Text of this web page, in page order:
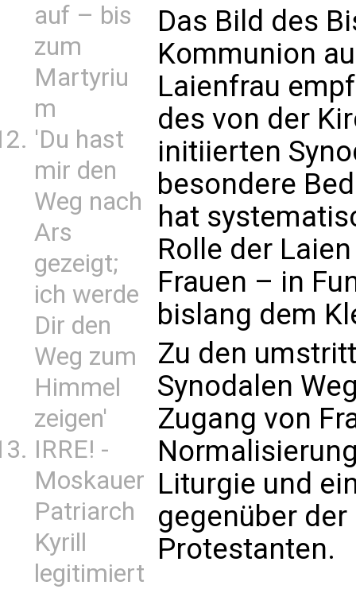
auf – bis
zum
Martyriu
m
'Du hast
mir den
Weg nach
Ars
gezeigt;
ich werde
Dir den
Weg zum
Himmel
zeigen'
IRRE! -
Moskauer
Patriarch
Kyrill
legitimiert
Das Bild des
Kommunion
Laienfrau
des von der
initiierten
besondere
hat
Rolle der
Frauen – in
bislang dem
Zu den
Synodalen
Zugang von
Liturgie und
gegenüber
Protestanten.